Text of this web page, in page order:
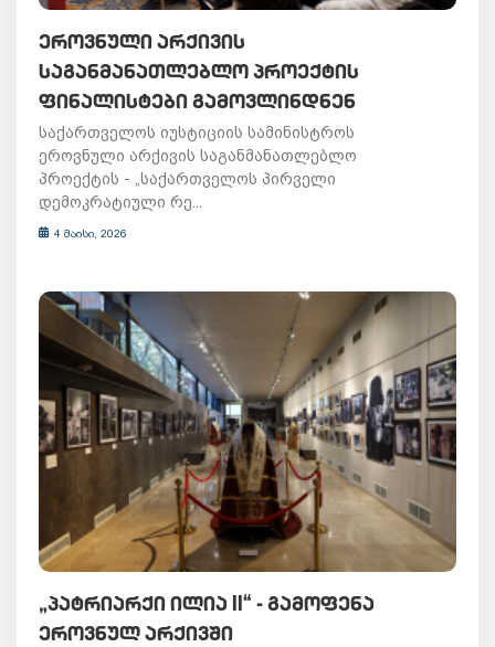
ᲔᲠᲝᲕᲜᲣᲚᲘ ᲐᲠᲥᲘᲕᲘᲡ
ᲡᲐᲒᲐᲜᲛᲐᲜᲐᲗᲚᲔᲑᲚᲝ ᲞᲠᲝᲔᲥᲢᲘᲡ
ᲤᲘᲜᲐᲚᲘᲡᲢᲔᲑᲘ ᲒᲐᲛᲝᲕᲚᲘᲜᲓᲜᲔᲜ
საქართველოს იუსტიციის სამინისტროს
ეროვნული არქივის საგანმანათლებლო
პროექტის - „საქართველოს პირველი
დემოკრატიული რე...
4 მაისი, 2026
„ᲞᲐᲢᲠᲘᲐᲠᲥᲘ ᲘᲚᲘᲐ II“ - ᲒᲐᲛᲝᲤᲔᲜᲐ
ᲔᲠᲝᲕᲜᲣᲚ ᲐᲠᲥᲘᲕᲨᲘ